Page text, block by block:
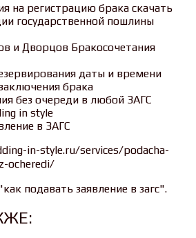
на регистрацию брака скачать
государственной пошлины
и Дворцов Бракосочетания
даты и времени
брака
без очереди в любой ЗАГС
in style
в ЗАГС
in-style.ru/services/podacha-
ocheredi/
подавать заявление в загс".